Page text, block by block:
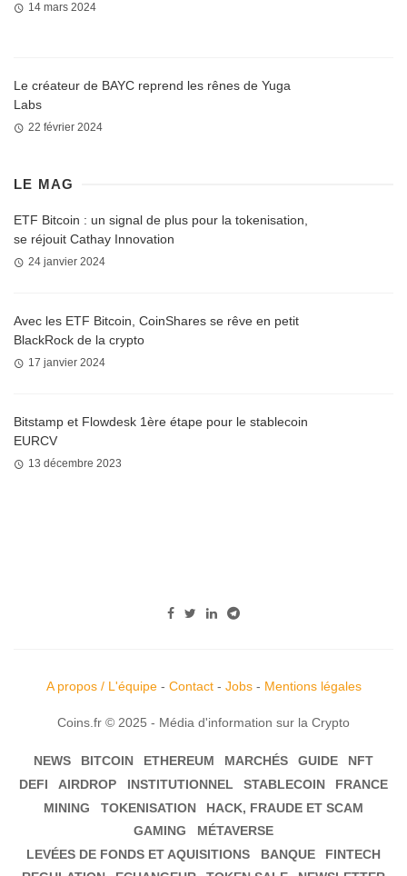
14 mars 2024
Le créateur de BAYC reprend les rênes de Yuga
Labs
22 février 2024
LE MAG
ETF Bitcoin : un signal de plus pour la tokenisation,
se réjouit Cathay Innovation
24 janvier 2024
Avec les ETF Bitcoin, CoinShares se rêve en petit
BlackRock de la crypto
17 janvier 2024
Bitstamp et Flowdesk 1ère étape pour le stablecoin
EURCV
13 décembre 2023
A propos / L'équipe- Contact- Jobs- Mentions légales
Coins.fr © 2025 - Média d'information sur la Crypto
NEWS BITCOIN ETHEREUM MARCHÉS GUIDE
NFT
DEFI
AIRDROP INSTITUTIONNEL STABLECOIN
FRANCE
MINING
TOKENISATION
HACK, FRAUDE ET SCAM
GAMING
MÉTAVERSE
LEVÉES DE FONDS ET AQUISITIONS
BANQUE
FINTECH